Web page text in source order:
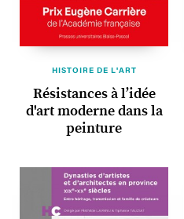
HISTOIRE DE L'ART
Résistances à l’idée
d'art moderne dans la
peinture